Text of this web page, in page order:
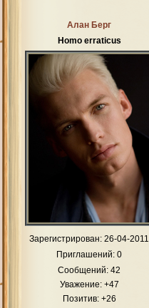
Алан Берг
Homo erraticus
Зарегистрирован: 26-04-2011
Приглашений: 0
Сообщений: 42
Уважение: +47
Позитив: +26